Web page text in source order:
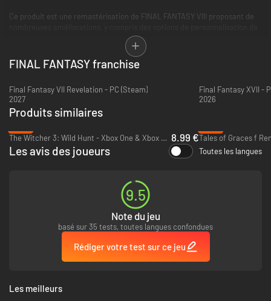
Ce produit est une remastérisation de FINAL FANTASY VIII proposant de
jeu et de difficulté supplémentaires, comme :
- Bonus de combat (bonus conférés aux PV, à la jauge d'ATB et aux Limit
Breaks).
- Pas de rencontres aléatoires.
FINAL FANTASY franchise
Final Fantasy VII Revelation - PC (Steam)
2027
Final Fantasy XVII -
2026
Produits similaires
The Witcher 3: Wild Hunt - Xbox One & Xbox Series X|S 8.99 €
Les avis des joueurs Toutes les langues
9.5
Note du jeu
basé sur 35 tests, toutes langues confondues
Rédiger votre test sur ce jeu
Les meilleurs